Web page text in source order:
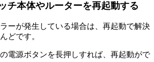
チ本体やルーターを再起動する
ーが発生している場合は、再起動で解決
どです。
電源ボタンを長押しすれば、再起動がで